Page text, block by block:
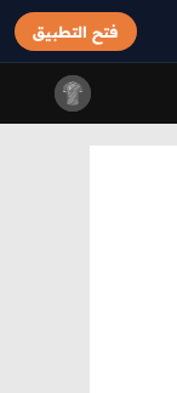
فتح التطبيق